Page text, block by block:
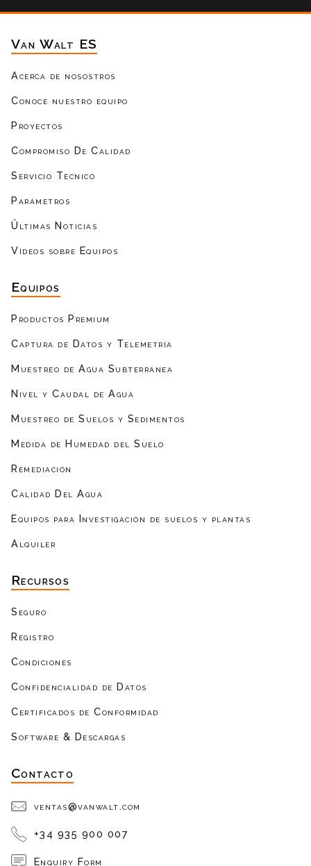
Van Walt ES
Acerca de nosostros
Conoce nuestro equipo
Proyectos
Compromiso De Calidad
Servicio Técnico
Parámetros
Ültimas Noticias
Vídeos sobre Equipos
Equipos
Productos Premium
Captura de Datos y Telemetría
Muestreo de Agua Subterránea
Nivel y Caudal de Agua
Muestreo de Suelos y Sedimentos
Medida de Humedad del Suelo
Remediación
Calidad Del Agua
Equipos para Investigación de suelos y plantas
Alquiler
Recursos
Seguro
Registro
Condiciones
Confidencialidad de Datos
Certificados de Conformidad
Software & Descargas
Contacto
ventas@vanwalt.com
+34 935 900 007
Enquiry Form